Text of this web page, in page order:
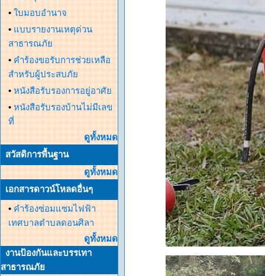
• ใบมอบอำนาจ
• แบบรายงานเหตุด่วน
สาธารณภัย
• คำร้องขอรับการช่วยเหลือ
สำหรับผู้ประสบภัย
• หนังสือรับรองการอยู่อาศัย
• หนังสือรับรองบ้านไม่มีเลข
ที่
ดูทั้งหมด
สวัสดิการพื้นฐาน
ดูทั้งหมด
เอกสารดาวน์โหลดอื่นๆ
• คำร้องซ่อมแซมไฟฟ้า
เทศบาลตำบลดอนศิลา
ดูทั้งหมด
งานป้องกันและบรรเทา
สาธารณภัย